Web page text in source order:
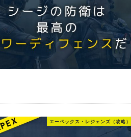
エーペックス・レジェンズ（攻略）